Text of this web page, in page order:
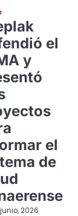
el
y
el
de
2026